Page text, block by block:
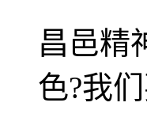
昌邑精
色?我